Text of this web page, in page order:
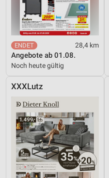
28,4 km
Angebote ab 01.08.
Noch heute gültig
XXXLutz